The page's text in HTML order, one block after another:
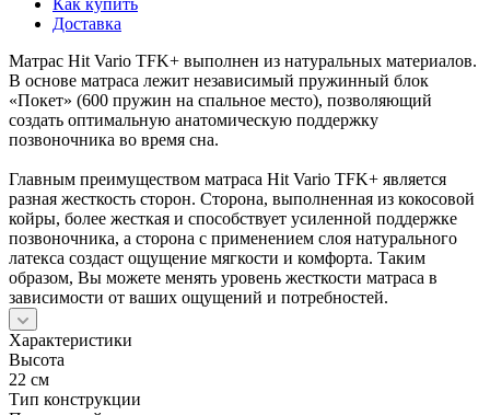
Доставка
Матрас Hit Vario TFK+ выполнен из натуральных материалов.
В основе матраса лежит независимый пружинный блок
«Покет» (600 пружин на спальное место), позволяющий
создать оптимальную анатомическую поддержку
позвоночника во время сна.
Главным преимуществом матраса Hit Vario TFK+ является
разная жесткость сторон. Сторона, выполненная из кокосовой
койры, более жесткая и способствует усиленной поддержке
позвоночника, а сторона с применением слоя натурального
латекса создаст ощущение мягкости и комфорта. Таким
образом, Вы можете менять уровень жесткости матраса в
зависимости от ваших ощущений и потребностей.
Характеристики
Высота
22 см
Тип конструкции